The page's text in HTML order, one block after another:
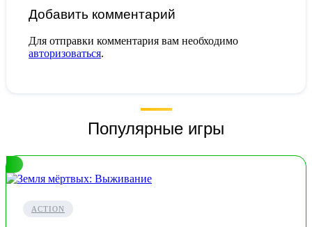
Добавить комментарий
Для отправки комментария вам необходимо
авторизоваться.
Популярные игры
ACTION